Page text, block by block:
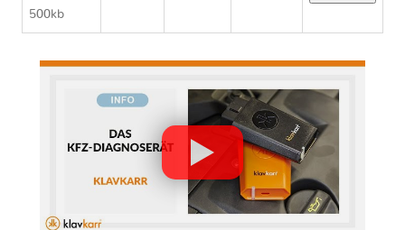
500kb